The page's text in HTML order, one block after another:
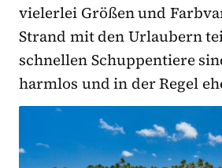
vielerlei Größen und
Strand mit den Urlaubern
schnellen Schuppentiere
harmlos und in der Regel